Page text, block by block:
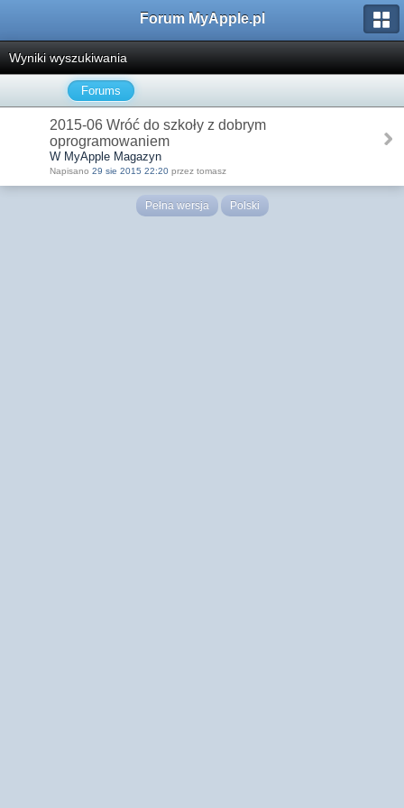
Forum MyApple.pl
Wyniki wyszukiwania
Forums
2015-06 Wróć do szkoły z dobrym
oprogramowaniem
W MyApple Magazyn
Napisano 29 sie 2015 22:20 przez tomasz
Pełna wersja Polski